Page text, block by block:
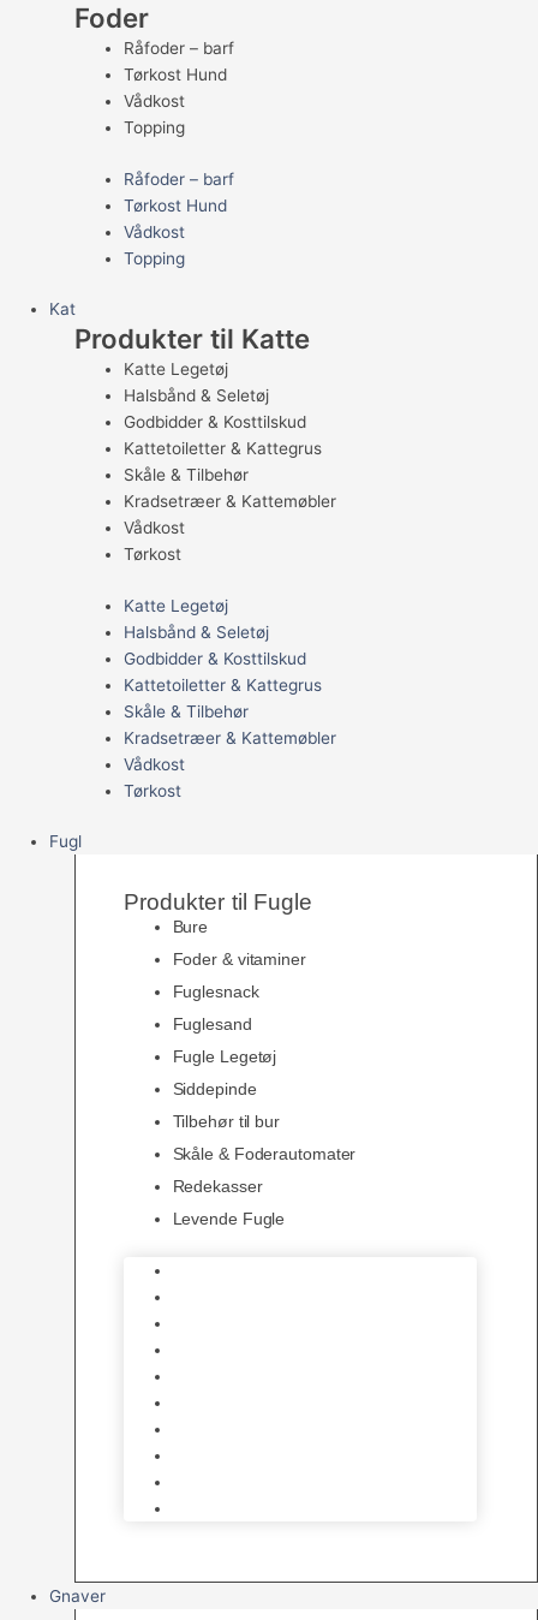
Foder
Råfoder – barf
Tørkost Hund
Vådkost
Topping
Råfoder – barf
Tørkost Hund
Vådkost
Topping
Kat
Produkter til Katte
Katte Legetøj
Halsbånd & Seletøj
Godbidder & Kosttilskud
Kattetoiletter & Kattegrus
Skåle & Tilbehør
Kradsetræer & Kattemøbler
Vådkost
Tørkost
Katte Legetøj
Halsbånd & Seletøj
Godbidder & Kosttilskud
Kattetoiletter & Kattegrus
Skåle & Tilbehør
Kradsetræer & Kattemøbler
Vådkost
Tørkost
Fugl
Produkter til Fugle
Bure
Foder & vitaminer
Fuglesnack
Fuglesand
Fugle Legetøj
Siddepinde
Tilbehør til bur
Skåle & Foderautomater
Redekasser
Levende Fugle
Gnaver